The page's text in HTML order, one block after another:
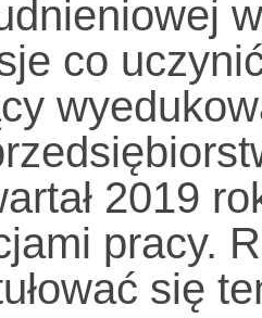
co
2019
pracy.
się